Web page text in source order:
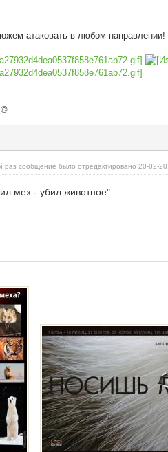
атаковать в любом направлении!
©
раз сообщение было отредактировано 20-02-
мех - убил животное"